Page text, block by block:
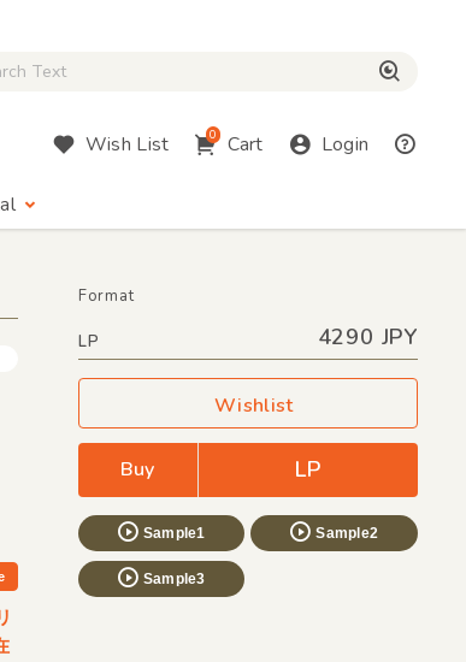
Search box
Wish List 0 Cart Login
Format
LP 4290 JPY
Wishlist
Buy LP
Sample1 Sample2
Sample3